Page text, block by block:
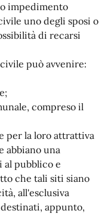
impedimento
uno degli sposi o
di recarsi
può avvenire:
compreso il
per la loro attrattiva
abbiano una
al pubblico e
che tali siti siano
all'esclusiva
appunto,